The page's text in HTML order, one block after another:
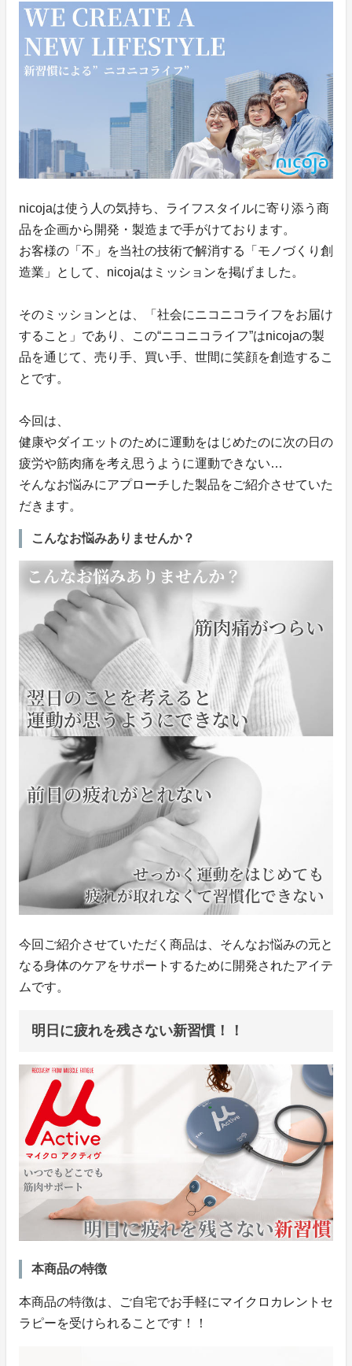
nicojaは使う人の気持ち、ライフスタイルに寄り添う商
品を企画から開発・製造まで手がけております。
お客様の「不」を当社の技術で解消する「モノづくり創
造業」として、nicojaはミッションを掲げました。
そのミッションとは、「社会にニコニコライフをお届け
すること」であり、この“ニコニコライフ”はnicojaの製
品を通じて、売り手、買い手、世間に笑顔を創造するこ
とです。
今回は、
健康やダイエットのために運動をはじめたのに次の日の
疲労や筋肉痛を考え思うように運動できない…
そんなお悩みにアプローチした製品をご紹介させていた
だきます。
こんなお悩みありませんか？
今回ご紹介させていただく商品は、そんなお悩みの元と
なる身体のケアをサポートするために開発されたアイテ
ムです。
明日に疲れを残さない新習慣！！
本商品の特徴
本商品の特徴は、ご自宅でお手軽にマイクロカレントセ
ラピーを受けられることです！！